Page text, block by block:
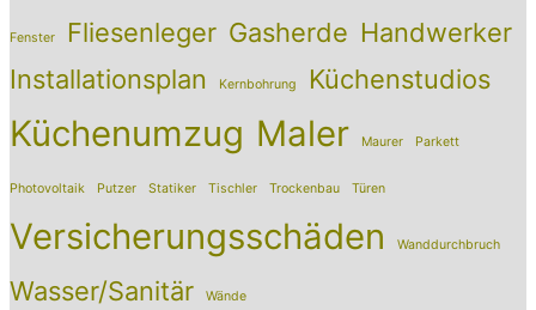
Fenster Fliesenleger Gasherde Handwerker
Installationsplan
Kernbohrung Küchenstudios
Küchenumzug Maler Maurer Parkett
Photovoltaik Putzer Statiker Tischler Trockenbau Türen
Versicherungsschäden Wanddurchbruch
Wasser/Sanitär Wände